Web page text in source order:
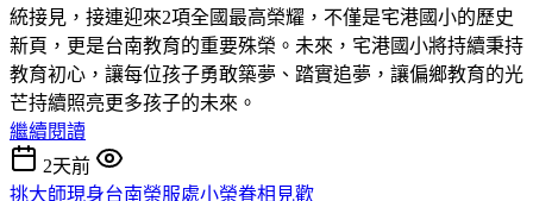
統接見，接連迎來2項全國最高榮耀，不僅是宅港國小的歷史
新頁，更是台南教育的重要殊榮。未來，宅港國小將持續秉持
教育初心，讓每位孩子勇敢築夢、踏實追夢，讓偏鄉教育的光
芒持續照亮更多孩子的未來。
繼續閱讀
2天前
挑大師現身台南榮服處小榮眷相見歡